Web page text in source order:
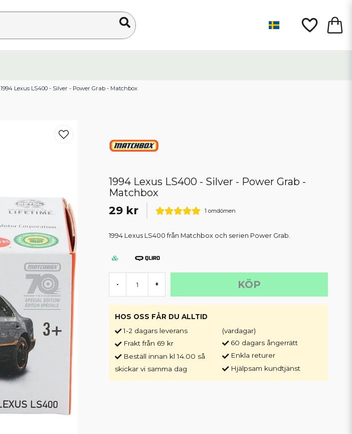
1994 Lexus LS400 - Silver - Power Grab - Matchbox
1994 Lexus LS400 - Silver - Power Grab -
Matchbox
29 kr 1 omdömen
1994 Lexus LS400 från Matchbox och serien Power Grab.
- + KÖP
HOS OSS FÅR DU ALLTID
1-2 dagars leverans
Frakt från 69 kr
Beställ innan kl 14.00 så
skickar vi samma dag
(vardagar)
60 dagars ångerrätt
Enkla returer
Hjälpsam kundtjänst